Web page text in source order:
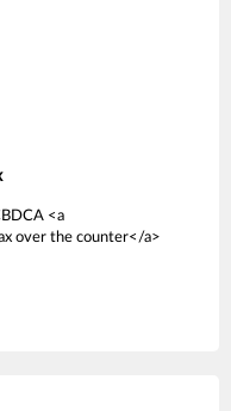
<a
over the counter</a>